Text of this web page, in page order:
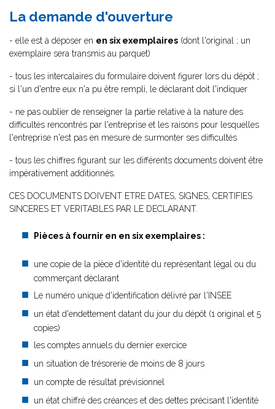
La demande d'ouverture
- elle est à déposer en en six exemplaires (dont l'original ; un
exemplaire sera transmis au parquet)
- tous les intercalaires du formulaire doivent figurer lors du dépôt ;
si l'un d'entre eux n'a pu être rempli, le déclarant doit l'indiquer
- ne pas oublier de renseigner la partie relative à la nature des
difficultés rencontrés par l'entreprise et les raisons pour lesquelles
l'entreprise n'est pas en mesure de surmonter ses difficultés
- tous les chiffres figurant sur les différents documents doivent être
impérativement additionnés.
CES DOCUMENTS DOIVENT ETRE DATES, SIGNES, CERTIFIES
SINCERES ET VERITABLES PAR LE DECLARANT.
Pièces à fournir en en six exemplaires :
une copie de la pièce d'identité du représentant légal ou du
commerçant déclarant
Le numéro unique d'identification délivré par l'INSEE
un état d'endettement datant du jour du dépôt (1 original et 5
copies)
les comptes annuels du dernier exercice
un situation de trésorerie de moins de 8 jours
un compte de résultat prévisionnel
un état chiffré des créances et des dettes précisant l'identité